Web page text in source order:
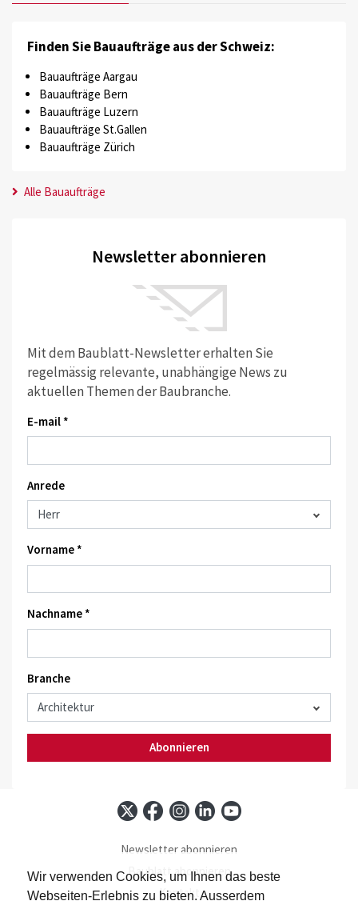
Wir verwenden Cookies, um Ihnen das beste
Webseiten-Erlebnis zu bieten. Ausserdem
Finden Sie Bauaufträge aus der Schweiz:
Bauaufträge Aargau
Bauaufträge Bern
Bauaufträge Luzern
Bauaufträge St.Gallen
Bauaufträge Zürich
Alle Bauaufträge
Newsletter abonnieren
Mit dem Baublatt-Newsletter erhalten Sie
regelmässig relevante, unabhängige News zu
aktuellen Themen der Baubranche.
E-mail *
Anrede
Vorname *
Nachname *
Branche
Abonnieren
Newsletter abonnieren
Baublatt abonnieren
Kontakt